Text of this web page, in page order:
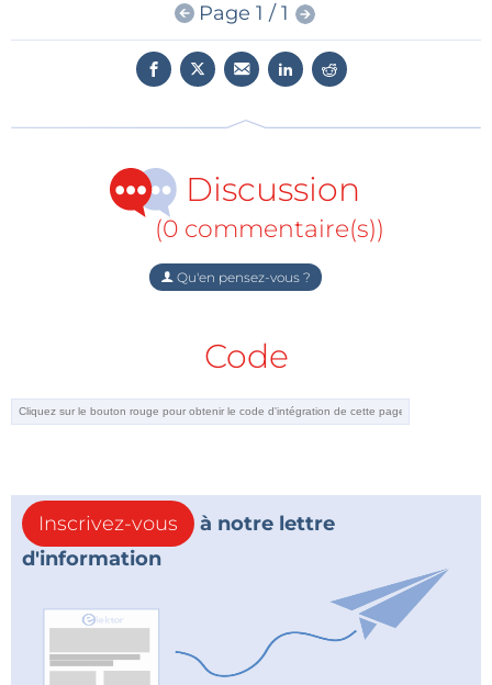
Page 1 / 1
Discussion
(0 commentaire(s))
Qu'en pensez-vous ?
Code
Inscrivez-vous
à notre lettre
d'information